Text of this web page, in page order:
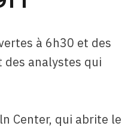
à 6h30 et des
des analystes qui
Center, qui abrite le